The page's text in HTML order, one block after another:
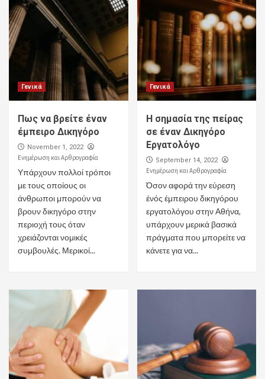
Γενικά
Πως να βρείτε έναν
έμπειρο Δικηγόρο
November 1, 2022
Ενημέρωση και Αρθρογραφία
Υπάρχουν πολλοί τρόποι
με τους οποίους οι
άνθρωποι μπορούν να
βρουν δικηγόρο στην
περιοχή τους όταν
χρειάζονται νομικές
συμβουλές. Μερικοί...
Γενικά
Η σημασία της πείρας
σε έναν Δικηγόρο
Εργατολόγο
September 14, 2022
Ενημέρωση και Αρθρογραφία
Όσον αφορά την εύρεση
ένός έμπειρου δικηγόρου
εργατολόγου στην Αθήνα,
υπάρχουν μερικά βασικά
πράγματα που μπορείτε να
κάνετε για να...